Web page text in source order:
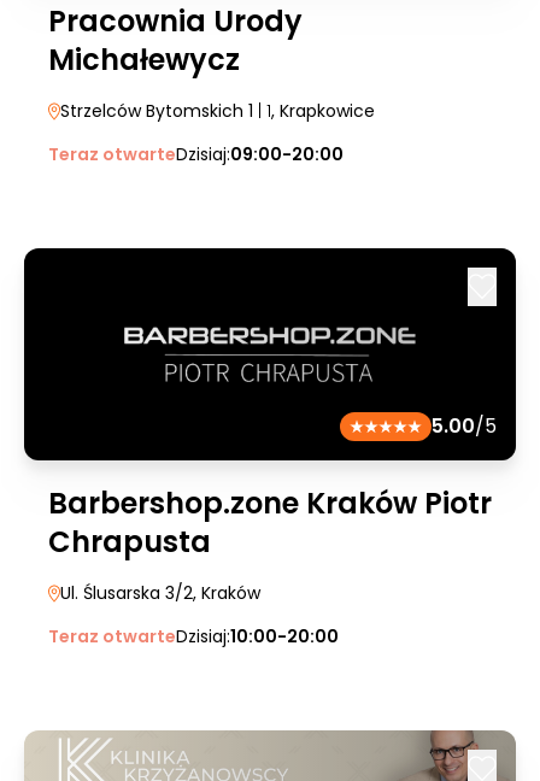
Pracownia Urody
Michałewycz
Strzelców Bytomskich 1 | 1, Krapkowice
Teraz otwarteDzisiaj:09:00-20:00
5.00/5
Barbershop.zone Kraków Piotr
Chrapusta
Ul. Ślusarska 3/2, Kraków
Teraz otwarteDzisiaj:10:00-20:00